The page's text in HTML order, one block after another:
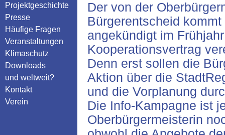
Projektgeschichte
Presse
Häufige Fragen
Veranstaltungen
Klimaschutz
Downloads
und weltweit?
Kontakt
Verein
Der von der
Bürgerentscheid
angekündigt im
Kooperationsvertrag
Denn erst sollen die
Aktion über die
und die Vorplanung
Die Info-Kampagne ist
Oberbürgermeisterin